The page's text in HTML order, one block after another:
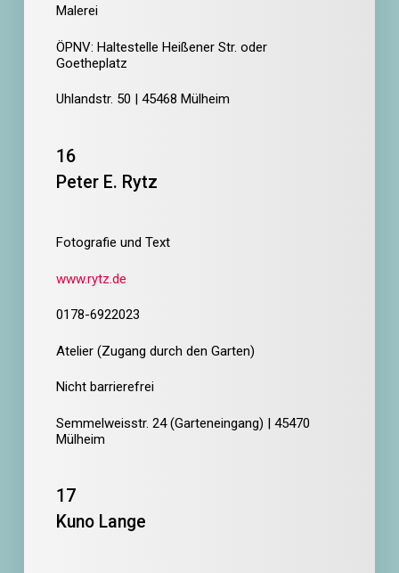
Malerei
ÖPNV: Haltestelle Heißener Str. oder
Goetheplatz
Uhlandstr. 50 | 45468 Mülheim
16
Peter E. Rytz
Fotografie und Text
www.rytz.de
0178-6922023
Atelier (Zugang durch den Garten)
Nicht barrierefrei
Semmelweisstr. 24 (Garteneingang) | 45470
Mülheim
17
Kuno Lange